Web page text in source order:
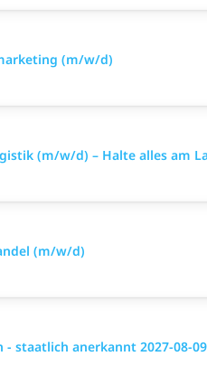
(m/w/d)
(m/w/d) – Halte alles am
(m/w/d)
staatlich anerkannt 2027-08-09